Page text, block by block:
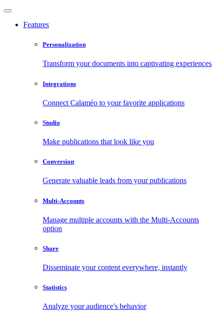
Features
Personalization
Transform your documents into captivating experiences
Integrations
Connect Calaméo to your favorite applications
Studio
Make publications that look like you
Conversion
Generate valuable leads from your publications
Multi-Accounts
Manage multiple accounts with the Multi-Accounts
option
Share
Disseminate your content everywhere, instantly
Statistics
Analyze your audience's behavior